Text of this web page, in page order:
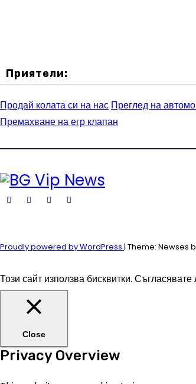
Приятели:
Продай колата си на нас Преглед на
Премахване на егр клапан
Proudly powered by WordPress | Theme: Newses
Този сайт използва бисквитки. Съгласявате
Close
Privacy Overview